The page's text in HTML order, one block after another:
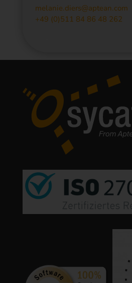
melanie.diers@aptean.com
+49 (0)511 84 86 48 262